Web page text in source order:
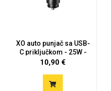
XO auto punjač sa USB-
C priključkom - 25W -
cr...
10,90 €
Obiteljski motivi